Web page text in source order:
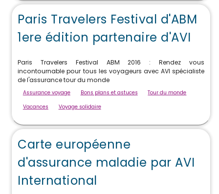
Paris Travelers Festival d'ABM
1ere édition partenaire d'AVI
Paris Travelers Festival ABM 2016 : Rendez vous
incontournable pour tous les voyageurs avec AVI spécialiste
de l'assurance tour du monde
Assurance voyage Bons plans et astuces
Tour du monde
Vacances
Voyage solidaire
Carte européenne
d'assurance maladie par AVI
International